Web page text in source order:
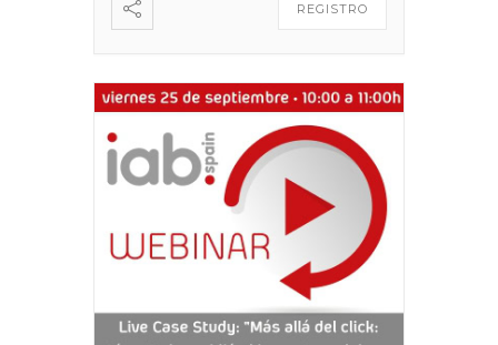
REGISTRO